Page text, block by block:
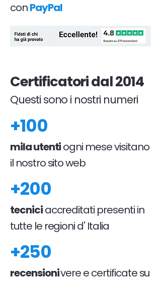
conPayPal
Certificatori dal 2014
Questi sono i nostri numeri
+100
mila utentiogni mese visitano
il nostro sito web
+200
tecniciaccreditati presenti in
tutte le regioni d' Italia
+250
recensionivere e certificate su